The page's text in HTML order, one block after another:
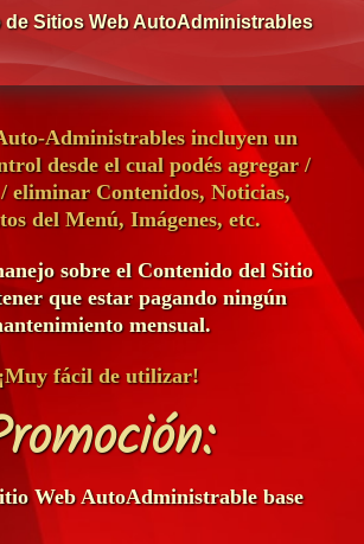
de Sitios Web AutoAdministrables
Administrables incluyen un
desde el cual podés agregar /
eliminar Contenidos, Noticias,
del Menú, Imágenes, etc.
sobre el Contenido del Sitio
que estar pagando ningún
mensual.
¡Muy fácil de utilizar!
Web AutoAdministrable base